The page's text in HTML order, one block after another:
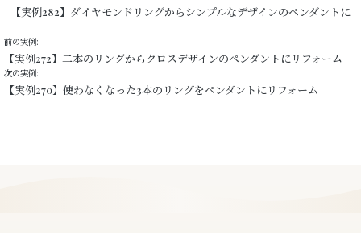
【実例282】ダイヤモンドリングからシンプルなデザインのペンダントに
前の実例:
【実例272】二本のリングからクロスデザインのペンダントにリフォーム
次の実例:
【実例270】使わなくなった3本のリングをペンダントにリフォーム